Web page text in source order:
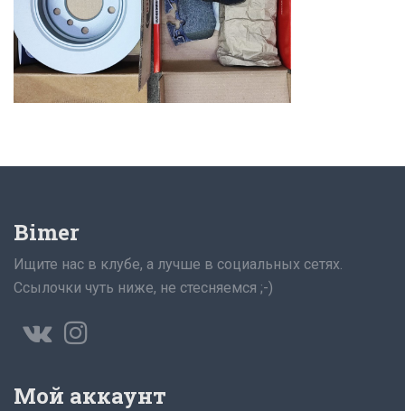
Bimer
Ищите нас в клубе, а лучше в социальных сетях.
Ссылочки чуть ниже, не стесняемся ;-)
Мой аккаунт